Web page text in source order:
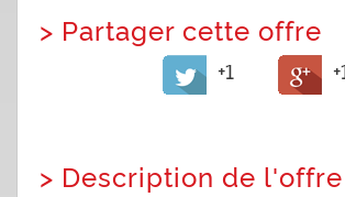
> Partager cette offre
+1
> Description de l'offre